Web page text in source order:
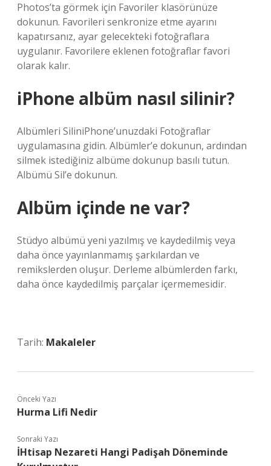
Photos’ta görmek için Favoriler klasörünüze
dokunun. Favorileri senkronize etme ayarını
kapatırsanız, ayar gelecekteki fotoğraflara
uygulanır. Favorilere eklenen fotoğraflar favori
olarak kalır.
iPhone albüm nasıl silinir?
Albümleri SiliniPhone’unuzdaki Fotoğraflar
uygulamasına gidin. Albümler’e dokunun, ardından
silmek istediğiniz albüme dokunup basılı tutun.
Albümü Sil’e dokunun.
Albüm içinde ne var?
Stüdyo albümü yeni yazılmış ve kaydedilmiş veya
daha önce yayınlanmamış şarkılardan ve
remikslerden oluşur. Derleme albümlerden farkı,
daha önce kaydedilmiş parçalar içermemesidir.
Tarih: Makaleler
Önceki Yazı
Hurma Lifi Nedir
Sonraki Yazı
İHtisap Nezareti Hangi Padişah Döneminde